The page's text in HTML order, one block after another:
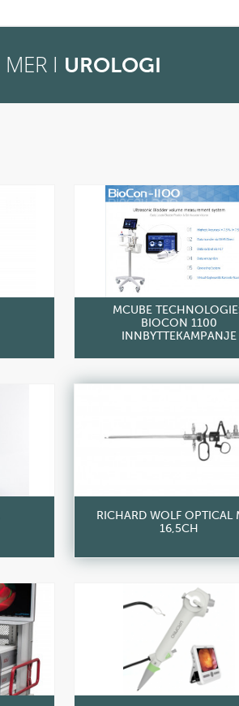
MER I UROLOGI
MCUBE
BIOCON 1100
INNBYTTEKAMPANJE
RICHARD WOLF OPTICAL
16,5CH